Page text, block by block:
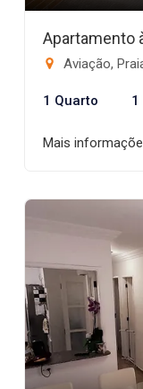
Apartamento
Aviação,
1 Quarto 1
Mais